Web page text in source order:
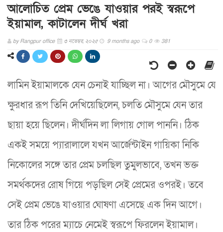
আলোচিত প্রেম ভেঙে যাওয়ার পরই স্বরূপে
ইয়ামাল, কাটালেন দীর্ঘ খরা
byRangpur office ৩ নভেম্বর, ২০২৫ 9 months ago 0 381
লামিন ইয়ামালকে যেন চেনাই যাচ্ছিল না। আগের মৌসুমে যে
ক্ষুরধার রূপ তিনি দেখিয়েছিলেন, চলতি মৌসুমে যেন তার
ছায়া হয়ে ছিলেন। দীর্ঘদিন লা লিগায় গোল পাননি। ঠিক
একই সময়ে প্যারালালে যখন আর্জেন্টাইন গায়িকা নিকি
নিকোলের সঙ্গে তার প্রেম চলছিল তুমুলভাবে, তখন ভক্ত
সমর্থকদের রোষ গিয়ে পড়ছিল সেই প্রেমের ওপরই। তবে
সেই প্রেম ভেঙে যাওয়ার ঘোষণা এসেছে এক দিন আগে।
তার ঠিক পরের ম্যাচে নেমেই স্বরূপে ফিরলেন ইয়ামাল।